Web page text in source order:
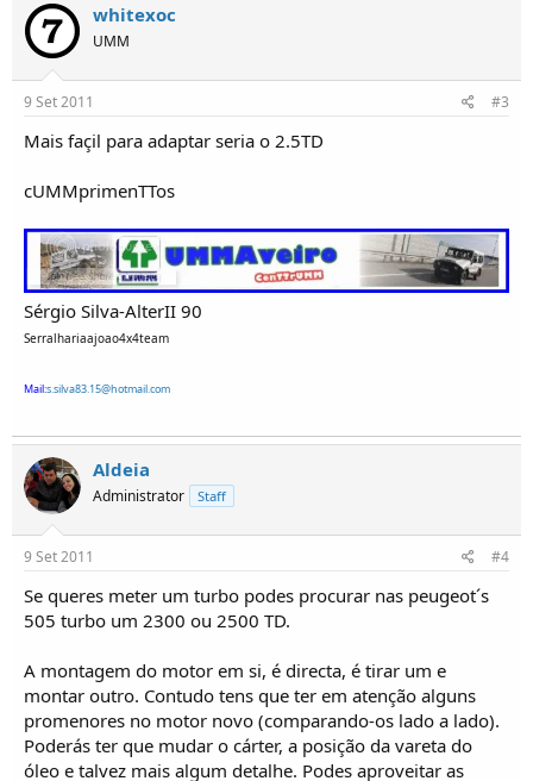
whitexoc
UMM
9 Set 2011 #3
Mais façil para adaptar seria o 2.5TD
cUMMprimenTTos
Sérgio Silva-AlterII 90
Serralhariaajoao4x4team
Mail:s.silva83.15@hotmail.com
Aldeia
Administrator Staff
9 Set 2011 #4
Se queres meter um turbo podes procurar nas peugeot´s
505 turbo um 2300 ou 2500 TD.
A montagem do motor em si, é directa, é tirar um e
montar outro. Contudo tens que ter em atenção alguns
promenores no motor novo (comparando-os lado a lado).
Poderás ter que mudar o cárter, a posição da vareta do
óleo e talvez mais algum detalhe. Podes aproveitar as